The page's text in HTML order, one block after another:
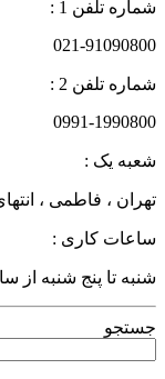
شماره تلفن 1 :
021-91090800
شماره تلفن 2 :
0991-1990800
شعبه یک :
تهران ، فاطمی ، انتهای
ساعات کاری :
شنبه تا پنج شنبه از ساعت 10:00 تا
جستجو